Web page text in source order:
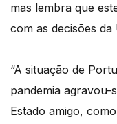
mas lembra que
com as decisões da
“A situação de
pandemia agravou-
Estado amigo,